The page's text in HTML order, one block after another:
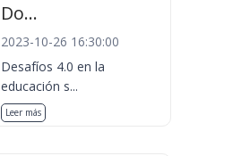
Do...
2023-10-26 16:30:00
Desafíos 4.0 en la
educación s...
Leer más